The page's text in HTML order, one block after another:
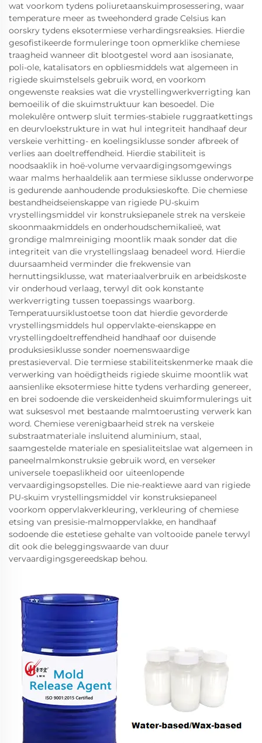
wat voorkom tydens poliuretaanskuimprosessering, waar
temperature meer as tweehonderd grade Celsius kan
oorskry tydens eksotermiese verhardingsreaksies. Hierdie
gesofistikeerde formuleringe toon opmerklike chemiese
traagheid wanneer dit blootgestel word aan isosianate,
poli-ole, katalisators en opbliesmiddels wat algemeen in
rigiede skuimstelsels gebruik word, en voorkom
ongewenste reaksies wat die vrystellingwerkverrigting kan
bemoeilik of die skuimstruktuur kan besoedel. Die
molekulêre ontwerp sluit termies-stabiele ruggraatkettings
en deurvloekstrukture in wat hul integriteit handhaaf deur
verskeie verhitting- en koelingsiklusse sonder afbreek of
verlies aan doeltreffendheid. Hierdie stabiliteit is
noodsaaklik in hoë-volume vervaardigingsomgewings
waar malms herhaaldelik aan termiese siklusse onderworpe
is gedurende aanhoudende produksieskofte. Die chemiese
bestandheidseienskappe van rigiede PU-skuim
vrystellingsmiddel vir konstruksiepanele strek na verskeie
skoonmaakmiddels en onderhoudschemikalieë, wat
grondige malmreiniging moontlik maak sonder dat die
integriteit van die vrystellingslaag benadeel word. Hierdie
duursaamheid verminder die frekwensie van
hernuttingsiklusse, wat materiaalverbruik en arbeidskoste
vir onderhoud verlaag, terwyl dit ook konstante
werkverrigting tussen toepassings waarborg.
Temperatuursiklustoetse toon dat hierdie gevorderde
vrystellingsmiddels hul oppervlakte-eienskappe en
vrystellingdoeltreffendheid handhaaf oor duisende
produksiesiklusse sonder noemenswaardige
prestasieverval. Die termiese stabiliteitskenmerke maak die
verwerking van hoëdigtheids rigiede skuime moontlik wat
aansienlike eksotermiese hitte tydens verharding genereer,
en brei sodoende die verskeidenheid skuimformulerings uit
wat suksesvol met bestaande malmtoerusting verwerk kan
word. Chemiese verenigbaarheid strek na verskeie
substraatmateriale insluitend aluminium, staal,
saamgestelde materiale en spesialiteitslae wat algemeen in
paneelmalmkonstruksie gebruik word, en verseker
universele toepaslikheid oor uiteenlopende
vervaardigingsopstelles. Die nie-reaktiewe aard van rigiede
PU-skuim vrystellingsmiddel vir konstruksiepaneel
voorkom oppervlakverkleuring, verkleuring of chemiese
etsing van presisie-malmoppervlakke, en handhaaf
sodoende die estetiese gehalte van voltooide panele terwyl
dit ook die beleggingswaarde van duur
vervaardigingsgereedskap behou.